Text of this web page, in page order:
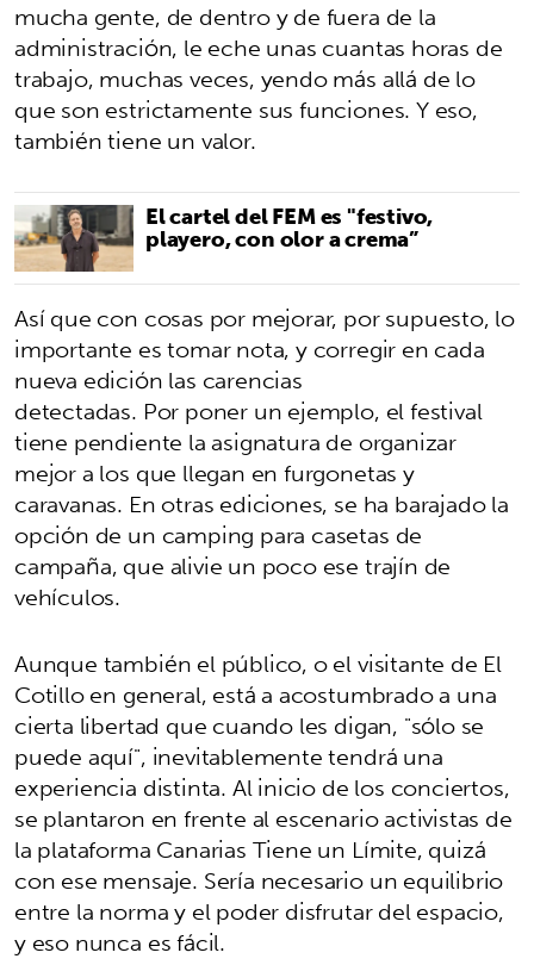
mucha gente, de dentro y de fuera de la
administración, le eche unas cuantas horas de
trabajo, muchas veces, yendo más allá de lo
que son estrictamente sus funciones. Y eso,
también tiene un valor.
El cartel del FEM es "festivo,
playero, con olor a crema”
Así que con cosas por mejorar, por supuesto, lo
importante es tomar nota, y corregir en cada
nueva edición las carencias
detectadas. Por poner un ejemplo, el festival
tiene pendiente la asignatura de organizar
mejor a los que llegan en furgonetas y
caravanas. En otras ediciones, se ha barajado la
opción de un camping para casetas de
campaña, que alivie un poco ese trajín de
vehículos.
Aunque también el público, o el visitante de El
Cotillo en general, está a acostumbrado a una
cierta libertad que cuando les digan, "sólo se
puede aquí", inevitablemente tendrá una
experiencia distinta. Al inicio de los conciertos,
se plantaron en frente al escenario activistas de
la plataforma Canarias Tiene un Límite, quizá
con ese mensaje. Sería necesario un equilibrio
entre la norma y el poder disfrutar del espacio,
y eso nunca es fácil.